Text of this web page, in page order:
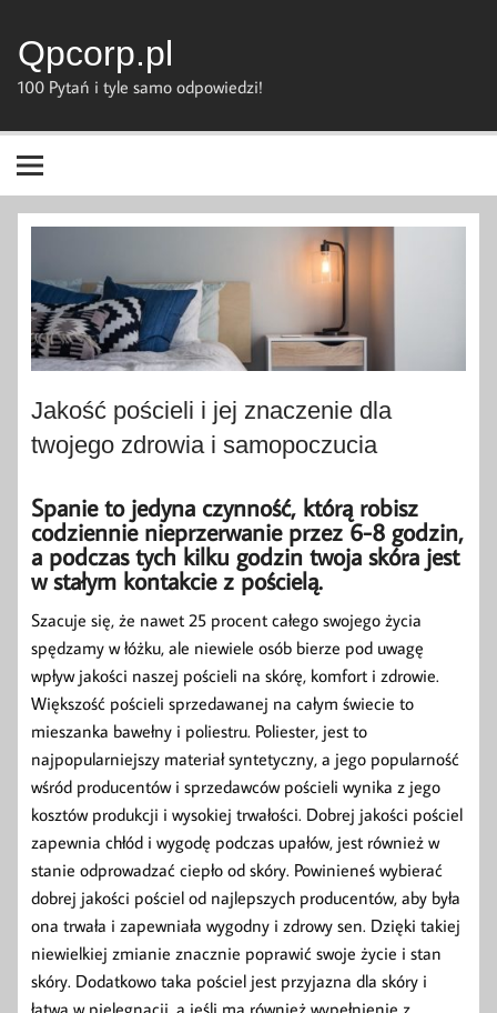
content
Qpcorp.pl
100 Pytań i tyle samo odpowiedzi!
Jakość pościeli i jej znaczenie dla
twojego zdrowia i samopoczucia
Spanie to jedyna czynność, którą robisz
codziennie nieprzerwanie przez 6-8 godzin,
a podczas tych kilku godzin twoja skóra jest
w stałym kontakcie z pościelą.
Szacuje się, że nawet 25 procent całego swojego życia
spędzamy w łóżku, ale niewiele osób bierze pod uwagę
wpływ jakości naszej pościeli na skórę, komfort i zdrowie.
Większość pościeli sprzedawanej na całym świecie to
mieszanka bawełny i poliestru. Poliester, jest to
najpopularniejszy materiał syntetyczny, a jego popularność
wśród producentów i sprzedawców pościeli wynika z jego
kosztów produkcji i wysokiej trwałości. Dobrej jakości pościel
zapewnia chłód i wygodę podczas upałów, jest również w
stanie odprowadzać ciepło od skóry. Powinieneś wybierać
dobrej jakości pościel od najlepszych producentów, aby była
ona trwała i zapewniała wygodny i zdrowy sen. Dzięki takiej
niewielkiej zmianie znacznie poprawić swoje życie i stan
skóry. Dodatkowo taka pościel jest przyjazna dla skóry i
łatwa w pielęgnacji, a jeśli ma również wypełnienie z